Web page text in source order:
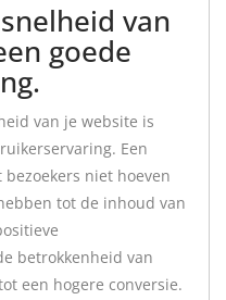
van
goede
van je website is
Een
niet hoeven
tot de inhoud van
betrokkenheid van
een hogere conversie.